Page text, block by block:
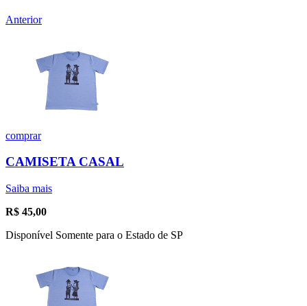
Anterior
comprar
CAMISETA CASAL
Saiba mais
R$ 45,00
Disponível Somente para o Estado de SP